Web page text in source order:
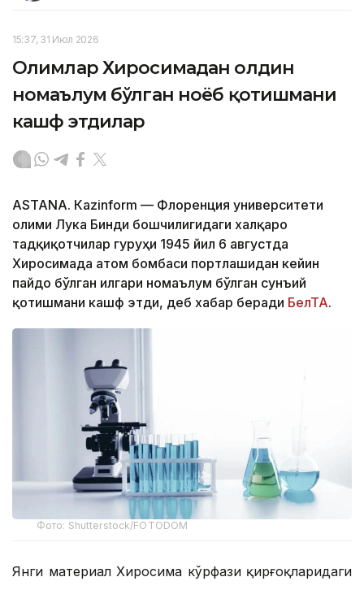
15:37, 31 Июл 2026
Олимлар Хиросимадан олдин
номаълум бўлган ноёб қотишмани
кашф этдилар
ASTANА. Кazinform — Флоренция университети
олими Лука Бинди бошчилигидаги халқаро
тадқиқотчилар гуруҳи 1945 йил 6 августда
Хиросимада атом бомбаси портлашидан кейин
пайдо бўлган илгари номаълум бўлган сунъий
қотишмани кашф этди, деб хабар беради БелТА.
Фото: Shutterstock/FOTODOM
Янги материал Хиросима кўрфази қирғоқларидаги